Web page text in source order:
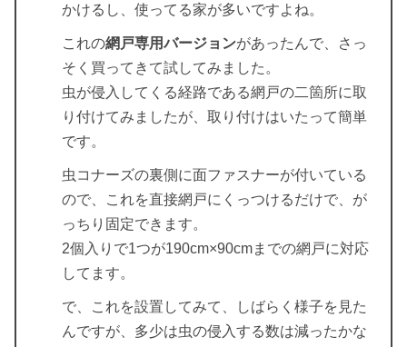
かけるし、使ってる家が多いですよね。
これの網戸専用バージョンがあったんで、さっ
そく買ってきて試してみました。
虫が侵入してくる経路である網戸の二箇所に取
り付けてみましたが、取り付けはいたって簡単
です。
虫コナーズの裏側に面ファスナーが付いている
ので、これを直接網戸にくっつけるだけで、が
っちり固定できます。
2個入りで1つが190cm×90cmまでの網戸に対応
してます。
で、これを設置してみて、しばらく様子を見た
んですが、多少は虫の侵入する数は減ったかな